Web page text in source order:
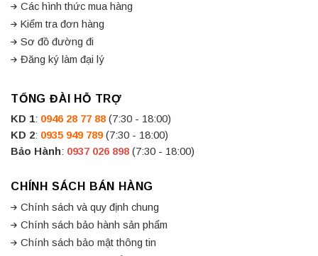
Các hình thức mua hàng
Kiểm tra đơn hàng
Sơ đồ đường đi
Đăng ký làm đại lý
TỔNG ĐÀI HỖ TRỢ
KD 1: 0946 28 77 88 (7:30 - 18:00)
KD 2: 0935 949 789 (7:30 - 18:00)
Bảo Hành: 0937 026 898 (7:30 - 18:00)
CHÍNH SÁCH BÁN HÀNG
Chính sách và quy định chung
Chính sách bảo hành sản phẩm
Chính sách bảo mật thông tin